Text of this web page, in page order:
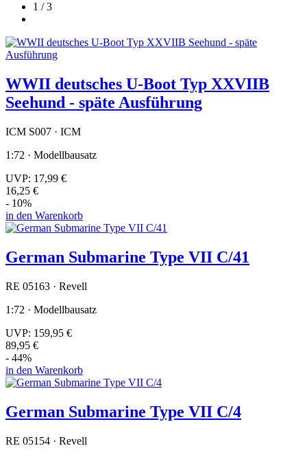
1 / 3
WWII deutsches U-Boot Typ XXVIIB
Seehund - späte Ausführung
ICM S007 · ICM
1:72 · Modellbausatz
UVP: 17,99 €
16,25 €
- 10%
in den Warenkorb
German Submarine Type VII C/41
RE 05163 · Revell
1:72 · Modellbausatz
UVP: 159,95 €
89,95 €
- 44%
in den Warenkorb
German Submarine Type VII C/4
RE 05154 · Revell